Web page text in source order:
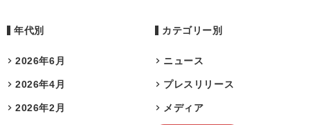
年代別
2026年6月
2026年4月
2026年2月
カテゴリー別
ニュース
プレスリリース
メディア